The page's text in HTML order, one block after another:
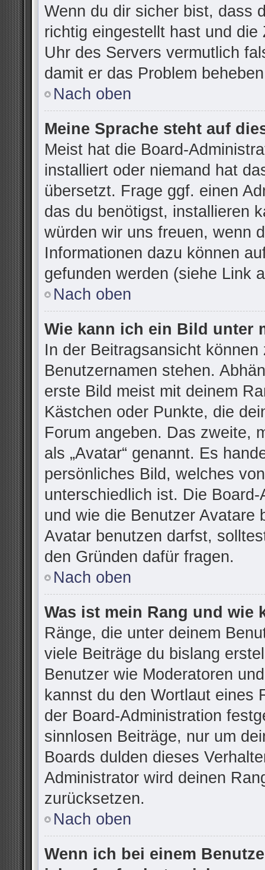
Wenn du dir sicher bist, dass
richtig eingestellt hast und
Uhr des Servers vermutlich
damit er das Problem
Nach oben
Meine Sprache steht auf
Meist hat die Board-
installiert oder niemand hat
übersetzt. Frage ggf. einen
das du benötigst, installieren
würden wir uns freuen, wenn
Informationen dazu können
gefunden werden (siehe Link
Nach oben
Wie kann ich ein Bild unter
In der Beitragsansicht
Benutzernamen stehen.
erste Bild meist mit deinem
Kästchen oder Punkte, die
Forum angeben. Das zweite,
als „Avatar“ genannt. Es
persönliches Bild, welches
unterschiedlich ist. Die
und wie die Benutzer Avatare
Avatar benutzen darfst,
den Gründen dafür fragen.
Nach oben
Was ist mein Rang und wie
Ränge, die unter deinem
viele Beiträge du bislang
Benutzer wie Moderatoren
kannst du den Wortlaut eines
der Board-Administration
sinnlosen Beiträge, nur um
Boards dulden dieses
Administrator wird deinen
zurücksetzen.
Nach oben
Wenn ich bei einem